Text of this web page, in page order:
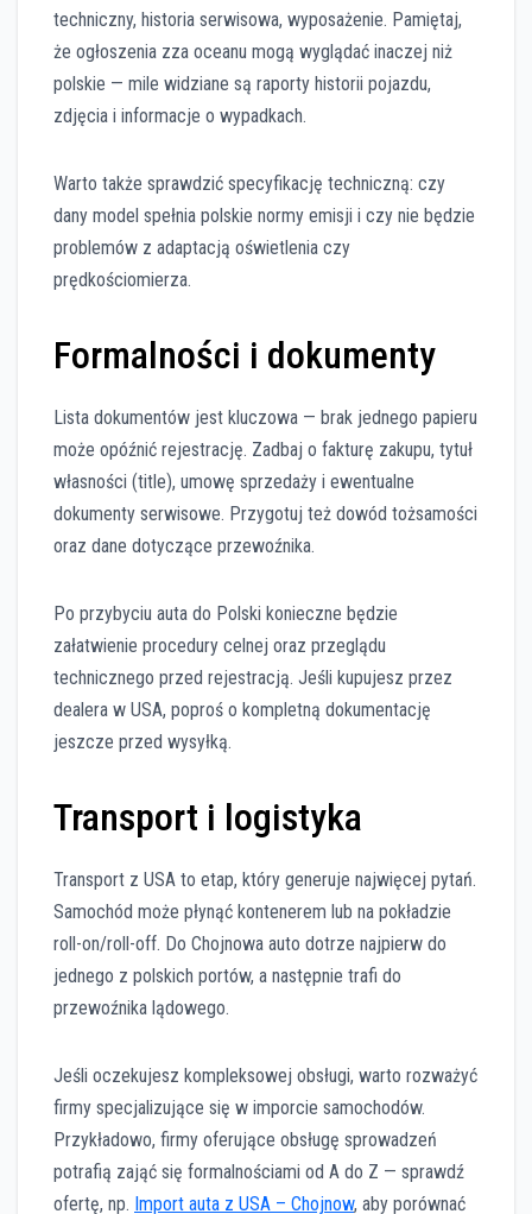
techniczny, historia serwisowa, wyposażenie. Pamiętaj,
że ogłoszenia zza oceanu mogą wyglądać inaczej niż
polskie — mile widziane są raporty historii pojazdu,
zdjęcia i informacje o wypadkach.
Warto także sprawdzić specyfikację techniczną: czy
dany model spełnia polskie normy emisji i czy nie będzie
problemów z adaptacją oświetlenia czy
prędkościomierza.
Formalności i dokumenty
Lista dokumentów jest kluczowa — brak jednego papieru
może opóźnić rejestrację. Zadbaj o fakturę zakupu, tytuł
własności (title), umowę sprzedaży i ewentualne
dokumenty serwisowe. Przygotuj też dowód tożsamości
oraz dane dotyczące przewoźnika.
Po przybyciu auta do Polski konieczne będzie
załatwienie procedury celnej oraz przeglądu
technicznego przed rejestracją. Jeśli kupujesz przez
dealera w USA, poproś o kompletną dokumentację
jeszcze przed wysyłką.
Transport i logistyka
Transport z USA to etap, który generuje najwięcej pytań.
Samochód może płynąć kontenerem lub na pokładzie
roll-on/roll-off. Do Chojnowa auto dotrze najpierw do
jednego z polskich portów, a następnie trafi do
przewoźnika lądowego.
Jeśli oczekujesz kompleksowej obsługi, warto rozważyć
firmy specjalizujące się w imporcie samochodów.
Przykładowo, firmy oferujące obsługę sprowadzeń
potrafią zająć się formalnościami od A do Z — sprawdź
ofertę, np. Import auta z USA – Chojnow, aby porównać